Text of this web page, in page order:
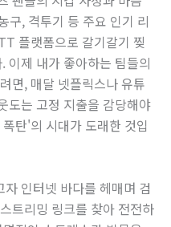
구, 격투기 등 주요 인기 리
플랫폼으로 갈기갈기 찢
이제 내가 좋아하는 팀들의
면, 매달 넷플릭스나 유튜
도는 고정 지출을 감당해야
탄'의 시대가 도래한 것입
인터넷 바다를 헤매며 검
트리밍 링크를 찾아 전전하